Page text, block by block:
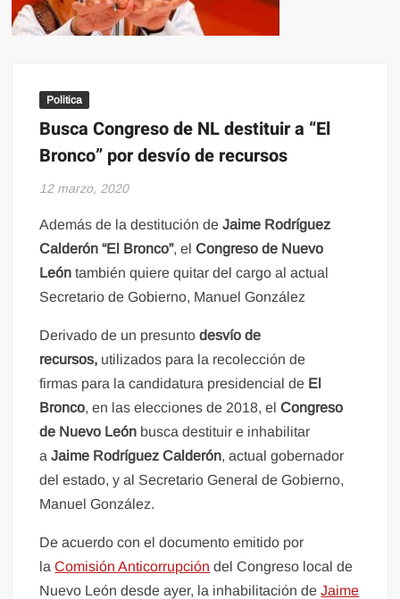
Politica
Busca Congreso de NL destituir a “El
Bronco” por desvío de recursos
12 marzo, 2020
Además de la destitución deJaime Rodríguez
Calderón “El Bronco”, elCongreso de Nuevo
León también quiere quitar del cargo al actual
Secretario de Gobierno, Manuel González
Derivado de un presuntodesvío de
recursos, utilizados para la recolección de
firmas para la candidatura presidencial de El
Bronco, en las elecciones de 2018, elCongreso
de Nuevo León busca destituir e inhabilitar
aJaime Rodríguez Calderón, actual gobernador
del estado, y al Secretario General de Gobierno,
Manuel González.
De acuerdo con el documento emitido por
laComisión Anticorrupción del Congreso local de
Nuevo León desde ayer, la inhabilitación deJaime